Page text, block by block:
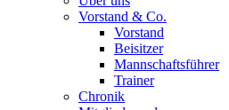
Vorstand & Co.
Vorstand
Beisitzer
Mannschaftsführer
Trainer
Chronik